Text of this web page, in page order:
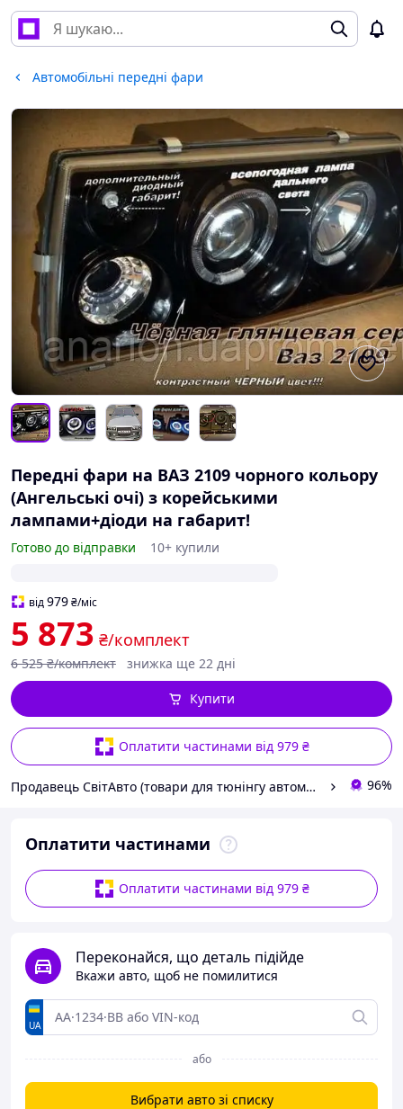
Автомобільні передні фари
Передні фари на ВАЗ 2109 чорного кольору
(Ангельські очі) з корейськими
лампами+діоди на габарит!
Готово до відправки 10+ купили
від979₴/міс
5 873 ₴/комплект
6 525 ₴/комплект знижка ще 22 дні
Оплатити частинами від 979 ₴
Купити
Продавець СвітАвто (товари для тюнінгу автомобілів ВАЗ) 96%
Оплатити частинами
Оплатити частинами від 979 ₴
Переконайся, що деталь підійде
Вкажи авто, щоб не помилитися
UA
або
Вибрати авто зі списку